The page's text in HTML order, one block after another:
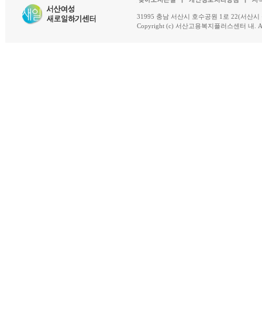
31995 충남 서산시 호수공원 1로 22(서산
Copyright (c) 서산고용복지플러스센터 내.